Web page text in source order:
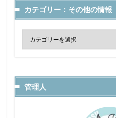
カテゴリー：その他の情報
管理人